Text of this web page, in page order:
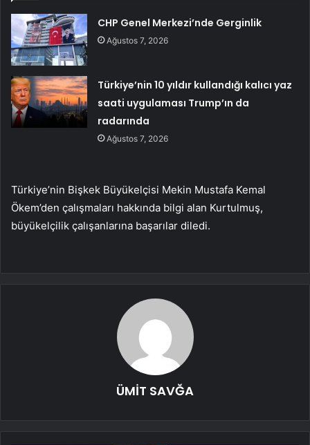
CHP Genel Merkezi’nde Gerginlik
Ağustos 7, 2026
Türkiye’nin 10 yıldır kullandığı kalıcı yaz
saati uygulaması Trump’ın da
radarında
Ağustos 7, 2026
Türkiye’nin Bişkek Büyükelçisi Mekin Mustafa Kemal
Ökem’den çalışmaları hakkında bilgi alan Kurtulmuş,
büyükelçilik çalışanlarına başarılar diledi.
ÜMİT SAVĞA